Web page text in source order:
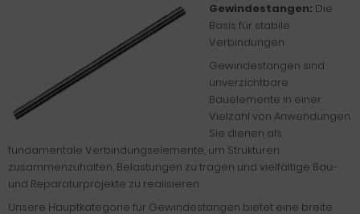
Gewindestangen: Die
Basis für stabile
Verbindungen
Gewindestangen sind
unverzichtbare
Bauelemente in einer
Vielzahl von Anwendungen.
Sie dienen als
fundamentale Verbindungselemente, um Strukturen
zusammenzuhalten, Belastungen zu tragen und vielfältige Bau-
und Reparaturprojekte zu realisieren.
Unsere Hauptkategorie für Gewindestangen bietet eine breite